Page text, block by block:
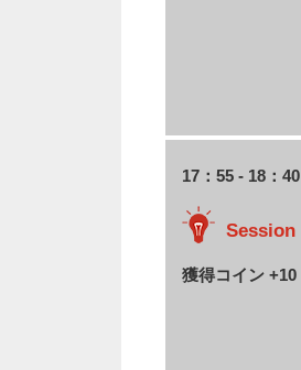
17：55 - 18：40
Session
獲得コイン +10